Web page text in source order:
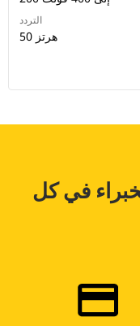
التردد
50 هرتز
في كل